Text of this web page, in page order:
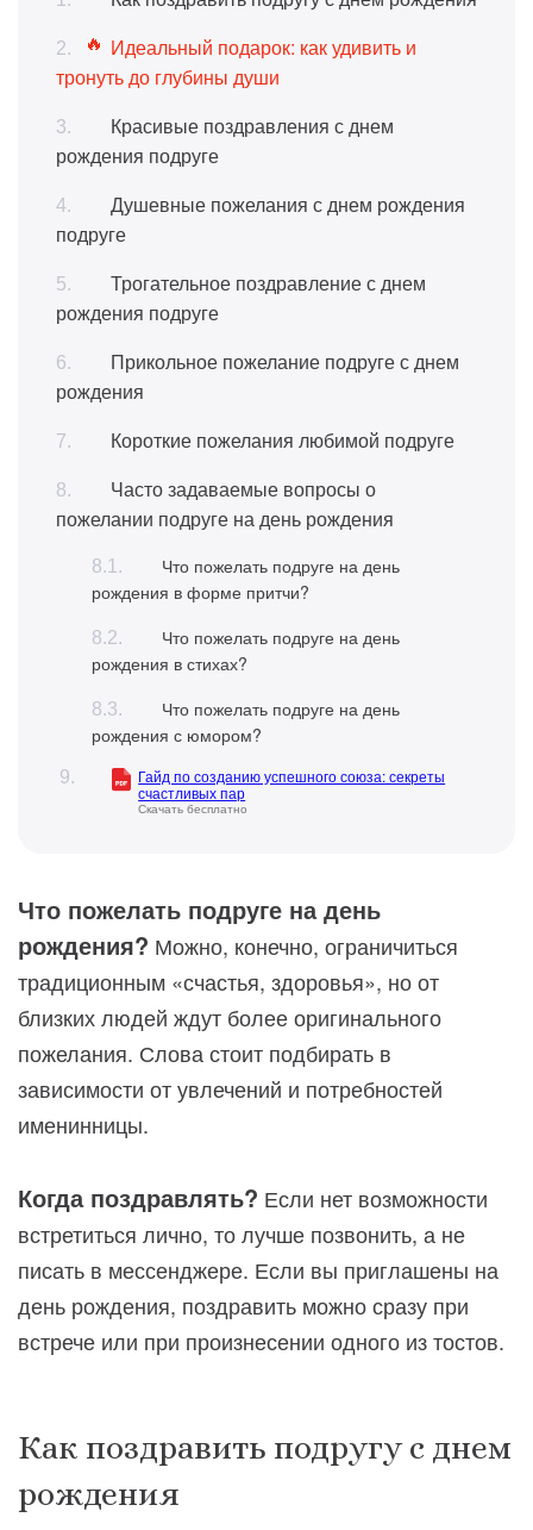
Идеальный подарок: как удивить и
тронуть до глубины души
Красивые поздравления с днем
рождения подруге
Душевные пожелания с днем рождения
подруге
Трогательное поздравление с днем
рождения подруге
Прикольное пожелание подруге с днем
рождения
Короткие пожелания любимой подруге
Часто задаваемые вопросы о
пожелании подруге на день рождения
Что пожелать подруге на день
рождения в форме притчи?
Что пожелать подруге на день
рождения в стихах?
Что пожелать подруге на день
рождения с юмором?
Гайд по созданию успешного союза: секреты
счастливых пар
Скачать бесплатно
Что пожелать подруге на день
рождения? Можно, конечно, ограничиться
традиционным «счастья, здоровья», но от
близких людей ждут более оригинального
пожелания. Слова стоит подбирать в
зависимости от увлечений и потребностей
именинницы.
Когда поздравлять? Если нет возможности
встретиться лично, то лучше позвонить, а не
писать в мессенджере. Если вы приглашены на
день рождения, поздравить можно сразу при
встрече или при произнесении одного из тостов.
Как поздравить подругу с днем
рождения